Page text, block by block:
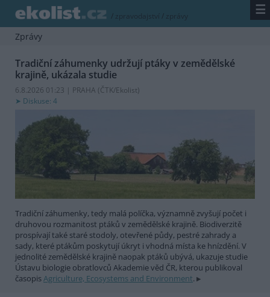
/ zpravodajství / zprávy ☰
Zprávy
Tradiční záhumenky udržují ptáky v zemědělské
krajině, ukázala studie
6.8.2026 01:23 | PRAHA (ČTK/Ekolist)
Diskuse: 4
Tradiční záhumenky, tedy malá políčka, významně zvyšují počet i
druhovou rozmanitost ptáků v zemědělské krajině. Biodiverzitě
prospívají také staré stodoly, otevřené půdy, pestré zahrady a
sady, které ptákům poskytují úkryt i vhodná místa ke hnízdění. V
jednolité zemědělské krajině naopak ptáků ubývá, ukazuje studie
Ústavu biologie obratlovců Akademie věd ČR, kterou publikoval
časopisAgriculture, Ecosystems and Environment.